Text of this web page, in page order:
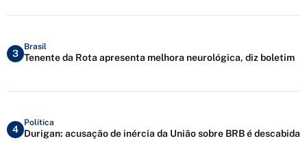
3
Brasil
Tenente da Rota apresenta melhora neurológica, diz boletim
4
Política
Durigan: acusação de inércia da União sobre BRB é descabida